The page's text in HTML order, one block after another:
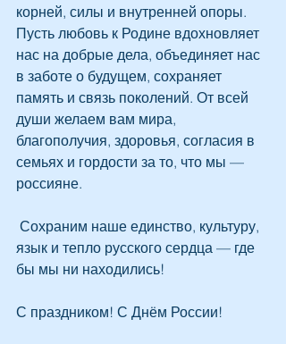
корней, силы и внутренней опоры.
Пусть любовь к Родине вдохновляет
нас на добрые дела, объединяет нас
в заботе о будущем, сохраняет
память и связь поколений. От всей
души желаем вам мира,
благополучия, здоровья, согласия в
семьях и гордости за то, что мы —
россияне.
язык и тепло русского сердца — где
бы мы ни находились!
С праздником! С Днём России!